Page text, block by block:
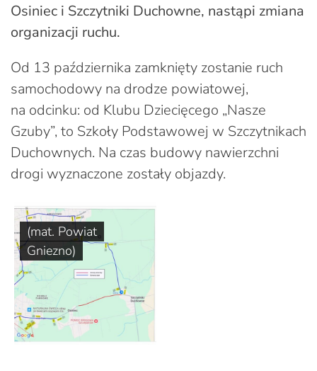
Osiniec i Szczytniki Duchowne, nastąpi zmiana
organizacji ruchu.
Od 13 października zamknięty zostanie ruch
samochodowy na drodze powiatowej,
na odcinku: od Klubu Dziecięcego „Nasze
Gzuby”, to Szkoły Podstawowej w Szczytnikach
Duchownych. Na czas budowy nawierzchni
drogi wyznaczone zostały objazdy.
(mat. Powiat
Gniezno)